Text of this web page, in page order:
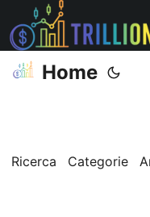
Home
Ricerca Categorie